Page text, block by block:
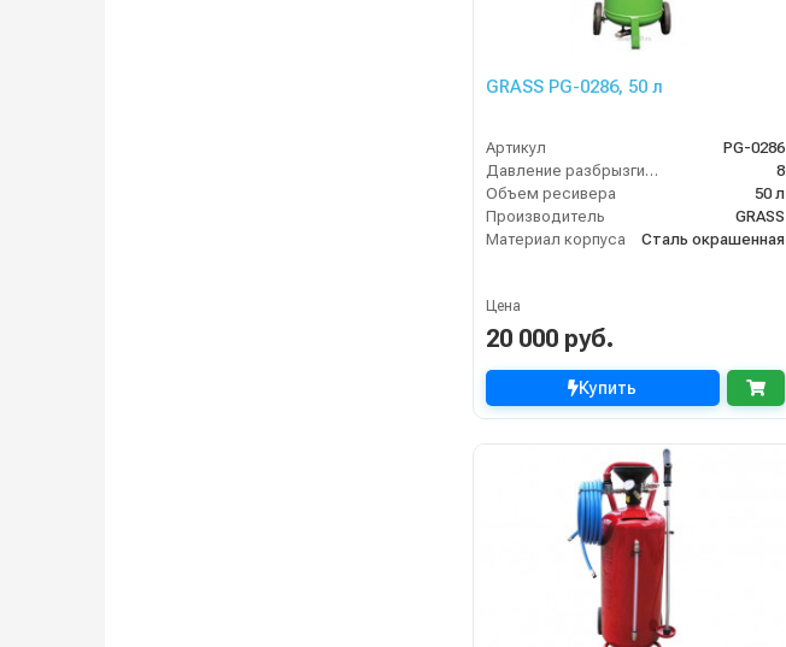
GRASS PG-0286, 50 л
Артикул
PG-0286
Давление разбрызгивания (бар)
8
Объем ресивера
50 л
Производитель
GRASS
Материал корпуса
Сталь окрашенная
Цена
20 000 руб.
Купить